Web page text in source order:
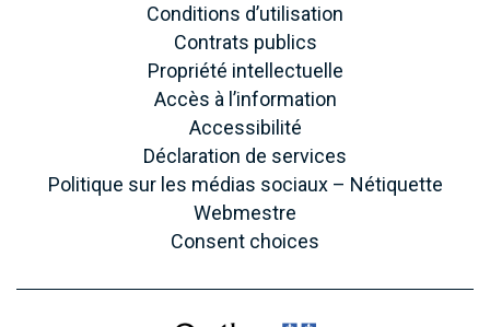
Conditions d’utilisation
Contrats publics
Propriété intellectuelle
Accès à l’information
Accessibilité
Déclaration de services
Politique sur les médias sociaux – Nétiquette
Webmestre
Consent choices